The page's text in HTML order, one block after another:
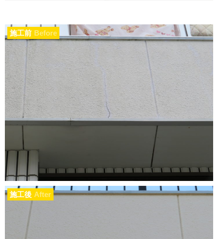
施工前 Before
施工後 After